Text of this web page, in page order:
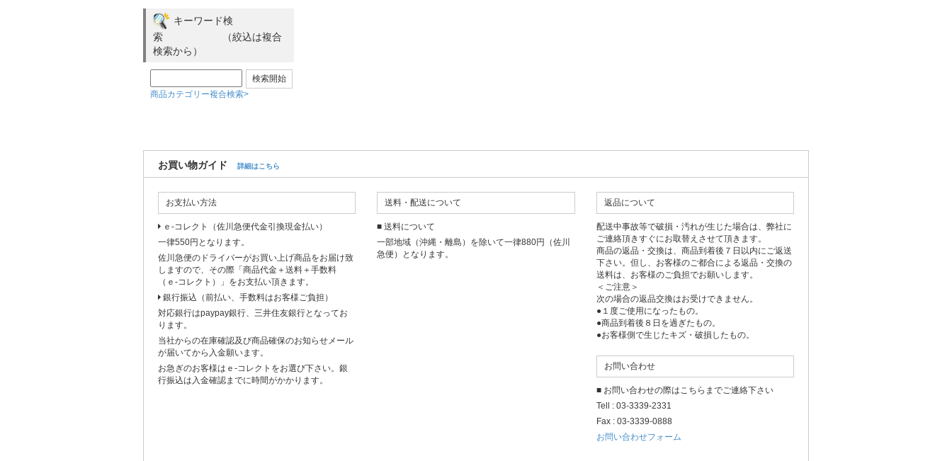
キーワード検
索 （絞込は複合
検索から）
商品カテゴリー複合検索>
お買い物ガイド 詳細はこちら
お支払い方法
ｅ-コレクト（佐川急便代金引換現金払い）
一律550円となります。
佐川急便のドライバーがお買い上げ商品をお届け致
しますので、その際「商品代金＋送料＋手数料
（ｅ-コレクト）」をお支払い頂きます。
銀行振込（前払い、手数料はお客様ご負担）
対応銀行はpaypay銀行、三井住友銀行となってお
ります。
当社からの在庫確認及び商品確保のお知らせメール
が届いてから入金願います。
お急ぎのお客様はｅ-コレクトをお選び下さい。銀
行振込は入金確認までに時間がかかります。
送料・配送について
■ 送料について
一部地域（沖縄・離島）を除いて一律880円（佐川
急便）となります。
返品について
配送中事故等で破損・汚れが生じた場合は、弊社に
ご連絡頂きすぐにお取替えさせて頂きます。
商品の返品・交換は、商品到着後７日以内にご返送
下さい。但し、お客様のご都合による返品・交換の
送料は、お客様のご負担でお願いします。
＜ご注意＞
次の場合の返品交換はお受けできません。
●１度ご使用になったもの。
●商品到着後８日を過ぎたもの。
●お客様側で生じたキズ・破損したもの。
お問い合わせ
■ お問い合わせの際はこちらまでご連絡下さい
Tell : 03-3339-2331
Fax : 03-3339-0888
お問い合わせフォーム